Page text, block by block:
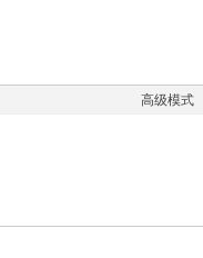
高级模式